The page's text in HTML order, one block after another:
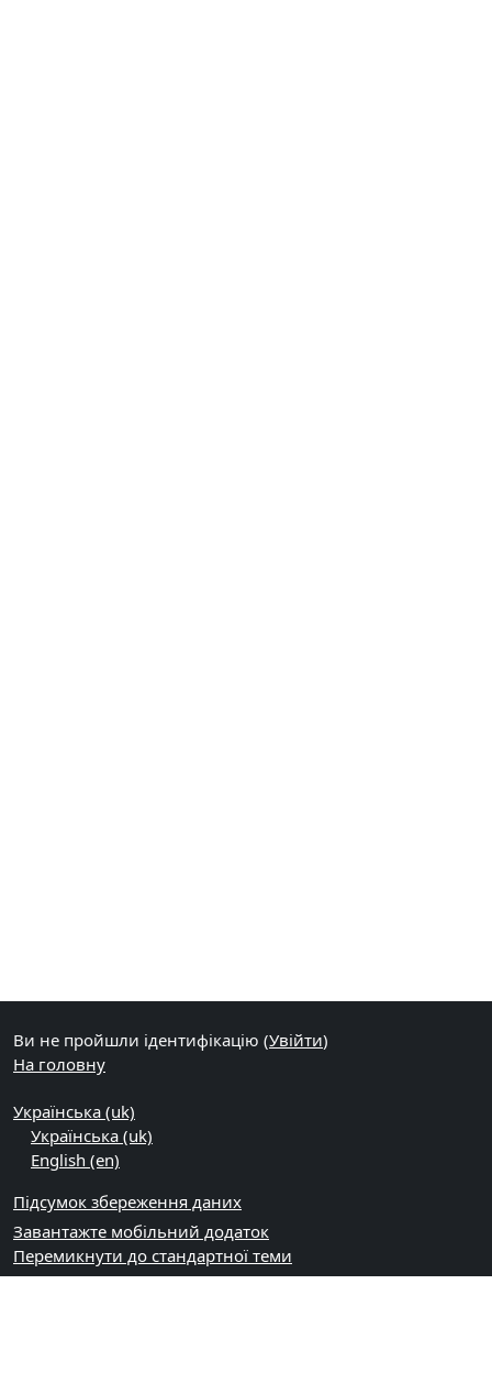
Ви не пройшли ідентифікацію (Увійти)
На головну
Українська ‎(uk)‎
Українська ‎(uk)‎
English ‎(en)‎
Підсумок збереження даних
Завантажте мобільний додаток
Перемикнути до стандартної теми